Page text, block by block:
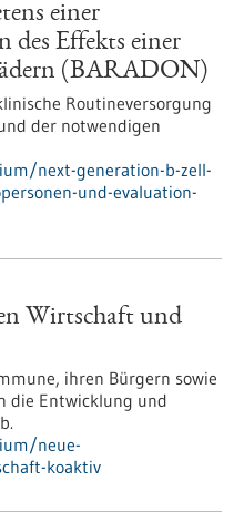
einer
Effekts einer
(BARADON)
Routineversorgung
der notwendigen
next-generation-b-zell-
und-evaluation-
Wirtschaft und
ihren Bürgern sowie
die Entwicklung und
neue-
koaktiv